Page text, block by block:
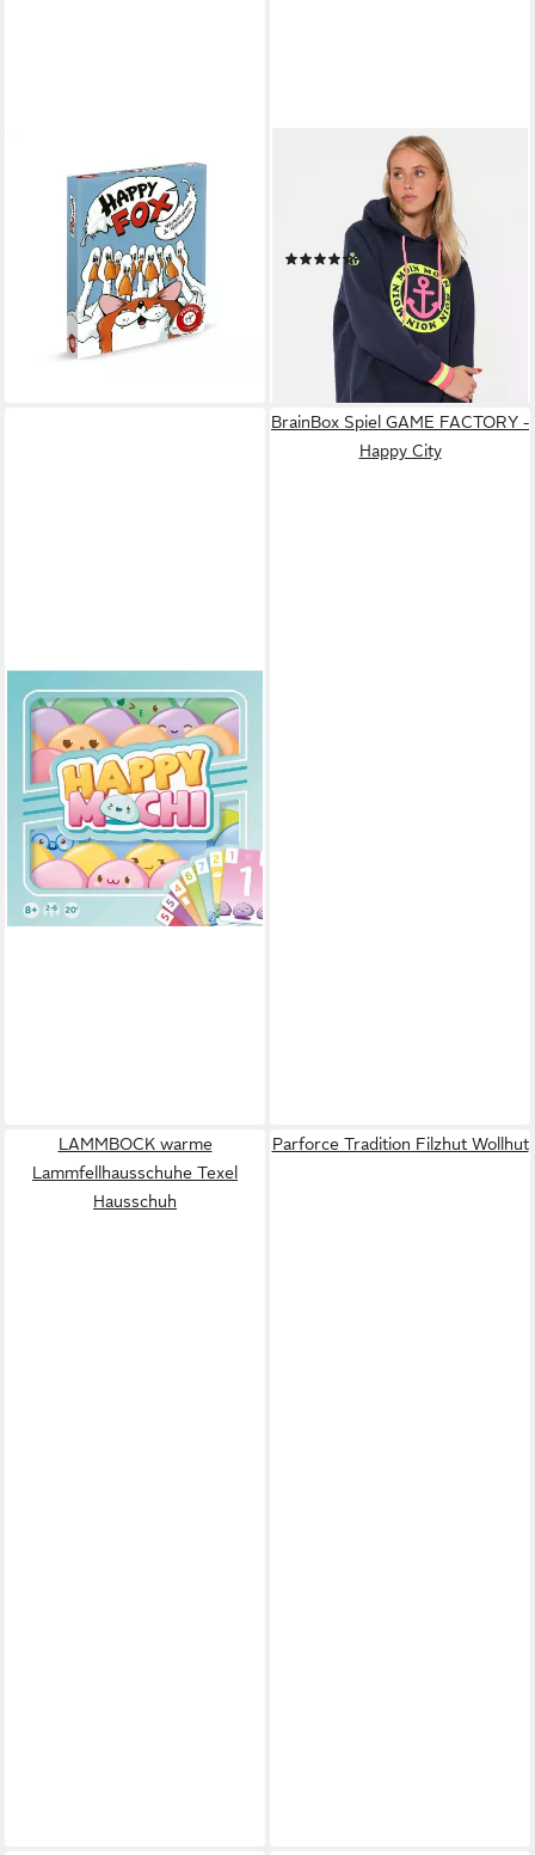
Spiel Happy Fox
ab 12,70 €
leider ausverkauft
ZWILLINGSHERZ
Hoodie Langarm, Kapuze,
Neon-Details, Kordelzug,
Frontprint, Kängurutasche
(35)
64,99 € UVP 79,99 €
lieferbar - in 1-2 Werktagen bei dir
ASMODEE
Spiel Happy Mochi
ab 18,25 €
lieferbar - in 3-4 Werktagen bei dir
BrainBox Spiel GAME FACTORY -
Happy City
LAMMBOCK warme
Lammfellhausschuhe Texel
Hausschuh
Parforce Tradition Filzhut Wollhut